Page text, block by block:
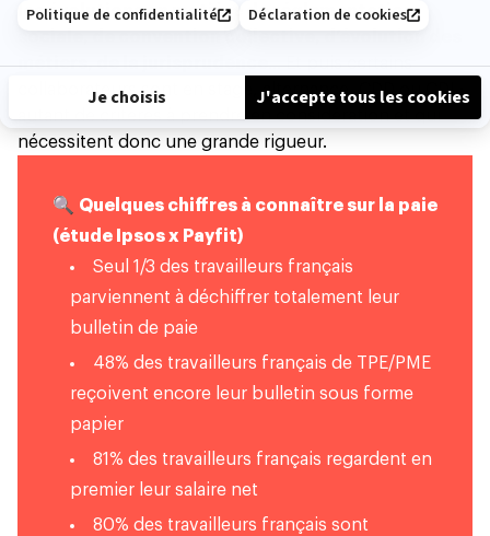
les évolutions en matière de réglementation
sociale, de convention collective, d’évolution des
métiers, de la jurisprudence… Et puis certains
collaborateurs sont en stage, alternance, CDD ou CDI :
autant de critères à prendre en considération et qui
nécessitent donc une grande rigueur.
🔍 Quelques chiffres à connaître sur la paie
(étude Ipsos x Payfit)
Seul 1/3 des travailleurs français
parviennent à déchiffrer totalement leur
bulletin de paie
48% des travailleurs français de TPE/PME
reçoivent encore leur bulletin sous forme
papier
81% des travailleurs français regardent en
premier leur salaire net
80% des travailleurs français sont